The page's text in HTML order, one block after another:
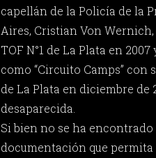
capellán de la Policía de la
Aires, Cristian Von
TOF N°1 de La Plata en
como “Circuito Camps” con
de La Plata en diciembre de
desaparecida.
Si bien no se ha
documentación que permita